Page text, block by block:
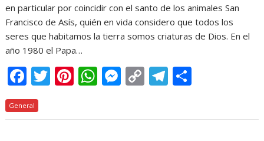
en particular por coincidir con el santo de los animales San
Francisco de Asís, quién en vida considero que todos los
seres que habitamos la tierra somos criaturas de Dios. En el
año 1980 el Papa…
F
ac
e
T
itt
Pi
er
W
at
M
ss
C
p
T
e m
General